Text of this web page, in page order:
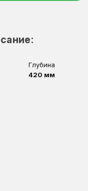
Глубина
420 мм